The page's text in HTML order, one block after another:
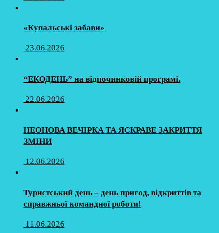
«Купальські забави»
23.06.2026
“ЕКОДЕНЬ” на відпочинковій програмі.
22.06.2026
НЕОНОВА ВЕЧІРКА ТА ЯСКРАВЕ ЗАКРИТТЯ
ЗМІНИ
12.06.2026
Туристський день – день пригод, відкриттів та
справжньої командної роботи!
11.06.2026